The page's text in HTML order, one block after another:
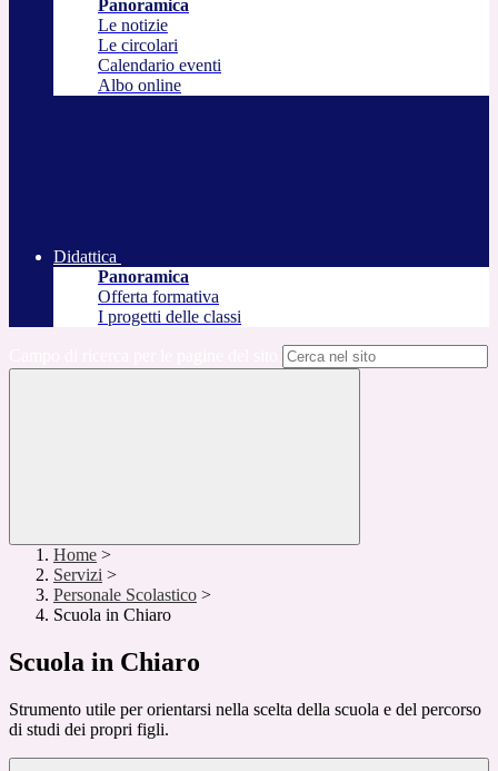
Panoramica
Le notizie
Le circolari
Calendario eventi
Albo online
Didattica
Panoramica
Offerta formativa
I progetti delle classi
Home >
Servizi >
Personale Scolastico >
Scuola in Chiaro
Scuola in Chiaro
Strumento utile per orientarsi nella scelta della scuola e del percorso
di studi dei propri figli.